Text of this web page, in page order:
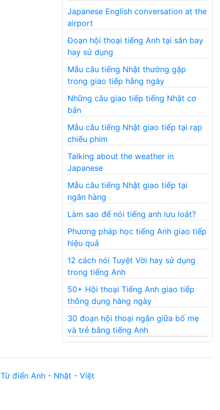
Japanese English conversation at the
airport
Đoạn hội thoại tiếng Anh tại sân bay
hay sử dụng
Mẫu câu tiếng Nhật thường gặp
trong giao tiếp hằng ngày
Những câu giao tiếp tiếng Nhật cơ
bản
Mẫu câu tiếng Nhật giao tiếp tại rạp
chiếu phim
Talking about the weather in
Japanese
Mẫu câu tiếng Nhật giao tiếp tại
ngân hàng
Làm sao để nói tiếng anh lưu loát?
Phương pháp học tiếng Anh giao tiếp
hiệu quả
12 cách nói Tuyệt Vời hay sử dụng
trong tiếng Anh
50+ Hội thoại Tiếng Anh giao tiếp
thông dụng hàng ngày
30 đoạn hội thoại ngắn giữa bố mẹ
và trẻ bằng tiếng Anh
Từ điển Anh - Nhật - Việt